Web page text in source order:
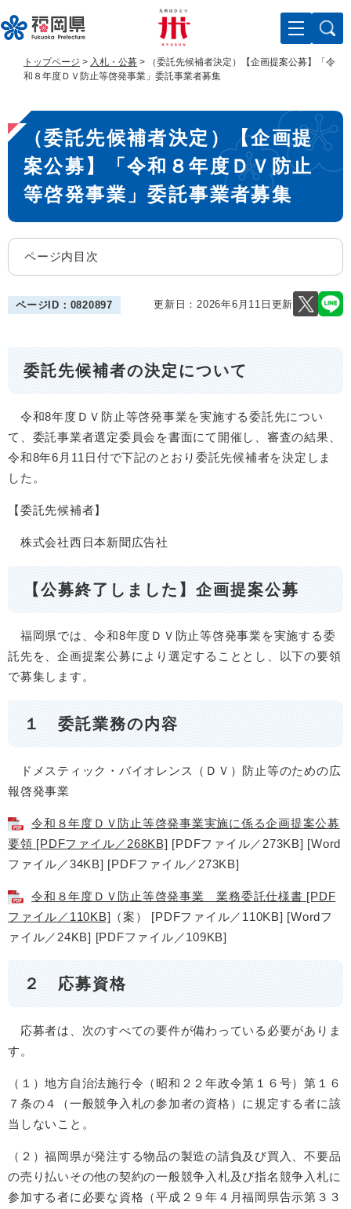
ー
ジ
す
。
ニ
ュ
し
て
トップページ > 入札・公募 >
（委託先候補者決定）【企画提案公募】「令
和８年度ＤＶ防止等啓発事業」委託事業者募集
本
文
（委託先候補者決定）【企画提
案公募】「令和８年度ＤＶ防止
等啓発事業」委託事業者募集
ページ内目次
ページID：0820897 更新日：2026年6月11日更新
委託先候補者の決定について
令和8年度ＤＶ防止等啓発事業を実施する委託先につい
て、委託事業者選定委員会を書面にて開催し、審査の結果、
令和8年6月11日付で下記のとおり委託先候補者を決定しま
した。
【委託先候補者】
株式会社西日本新聞広告社
【公募終了しました】企画提案公募
福岡県では、令和8年度ＤＶ防止等啓発事業を実施する委
託先を、企画提案公募により選定することとし、以下の要領
で募集します。
１ 委託業務の内容
ドメスティック・バイオレンス（ＤＶ）防止等のための広
報啓発事業
令和８年度ＤＶ防止等啓発事業実施に係る企画提案公募
要領 [PDFファイル／268KB] [PDFファイル／273KB] [Word
ファイル／34KB] [PDFファイル／273KB]
令和８年度ＤＶ防止等啓発事業 業務委託仕様書 [PDF
ファイル／110KB] （案） [PDFファイル／110KB] [Wordフ
ァイル／24KB] [PDFファイル／109KB]
２ 応募資格
応募者は、次のすべての要件が備わっている必要がありま
す。
（１）地方自治法施行令（昭和２２年政令第１６号）第１６
７条の４（一般競争入札の参加者の資格）に規定する者に該
当しないこと。
（２）福岡県が発注する物品の製造の請負及び買入、不要品
の売り払いその他の契約の一般競争入札及び指名競争入札に
参加する者に必要な資格（平成２９年４月福岡県告示第３３